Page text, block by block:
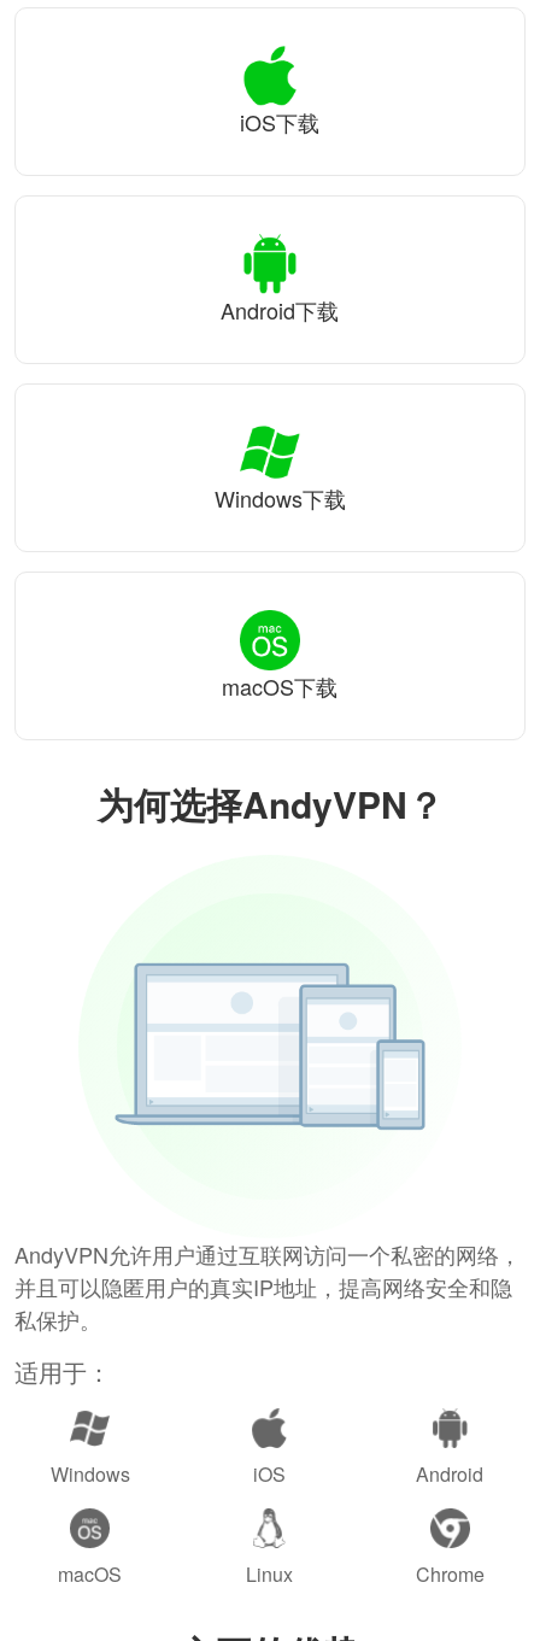
为何选择AndyVPN？
AndyVPN允许用户通过互联网访问一个私密的网络，
并且可以隐匿用户的真实IP地址，提高网络安全和隐
私保护。
适用于：
Windows iOS Android
macOS Linux Chrome
iOS下载
Android下载
Windows下载
macOS下载